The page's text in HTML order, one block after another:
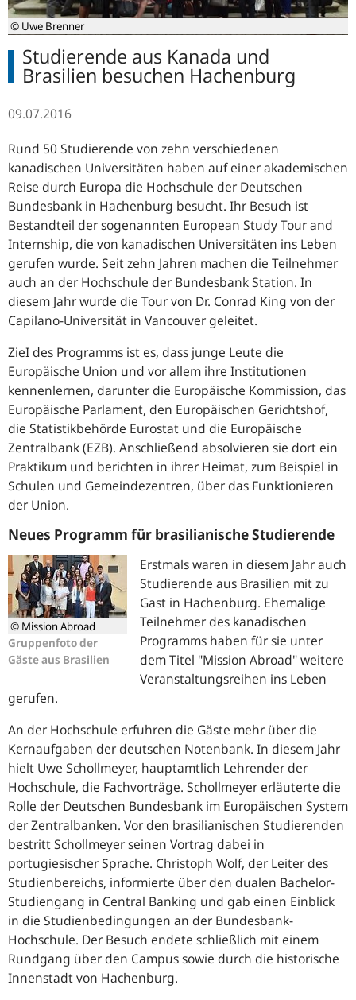
© Uwe Brenner
Studierende aus Kanada und
Brasilien besuchen Hachenburg
09.07.2016
Rund 50 Studierende von zehn verschiedenen
kanadischen Universitäten haben auf einer akademischen
Reise durch Europa die Hochschule der Deutschen
Bundesbank in Hachenburg besucht. Ihr Besuch ist
Bestandteil der sogenannten European Study Tour and
Internship, die von kanadischen Universitäten ins Leben
gerufen wurde. Seit zehn Jahren machen die Teilnehmer
auch an der Hochschule der Bundesbank Station. In
diesem Jahr wurde die Tour von Dr. Conrad King von der
Capilano-Universität in Vancouver geleitet.
ZieI des Programms ist es, dass junge Leute die
Europäische Union und vor allem ihre Institutionen
kennenlernen, darunter die Europäische Kommission, das
Europäische Parlament, den Europäischen Gerichtshof,
die Statistikbehörde Eurostat und die Europäische
Zentralbank (EZB). Anschließend absolvieren sie dort ein
Praktikum und berichten in ihrer Heimat, zum Beispiel in
Schulen und Gemeindezentren, über das Funktionieren
der Union.
Neues Programm für brasilianische Studierende
© Mission Abroad
Gruppenfoto der
Gäste aus Brasilien
Erstmals waren in diesem Jahr auch
Studierende aus Brasilien mit zu
Gast in Hachenburg. Ehemalige
Teilnehmer des kanadischen
Programms haben für sie unter
dem Titel "Mission Abroad" weitere
Veranstaltungsreihen ins Leben
gerufen.
An der Hochschule erfuhren die Gäste mehr über die
Kernaufgaben der deutschen Notenbank. In diesem Jahr
hielt Uwe Schollmeyer, hauptamtlich Lehrender der
Hochschule, die Fachvorträge. Schollmeyer erläuterte die
Rolle der Deutschen Bundesbank im Europäischen System
der Zentralbanken. Vor den brasilianischen Studierenden
bestritt Schollmeyer seinen Vortrag dabei in
portugiesischer Sprache. Christoph Wolf, der Leiter des
Studienbereichs, informierte über den dualen Bachelor-
Studiengang in Central Banking und gab einen Einblick
in die Studienbedingungen an der Bundesbank-
Hochschule. Der Besuch endete schließlich mit einem
Rundgang über den Campus sowie durch die historische
Innenstadt von Hachenburg.